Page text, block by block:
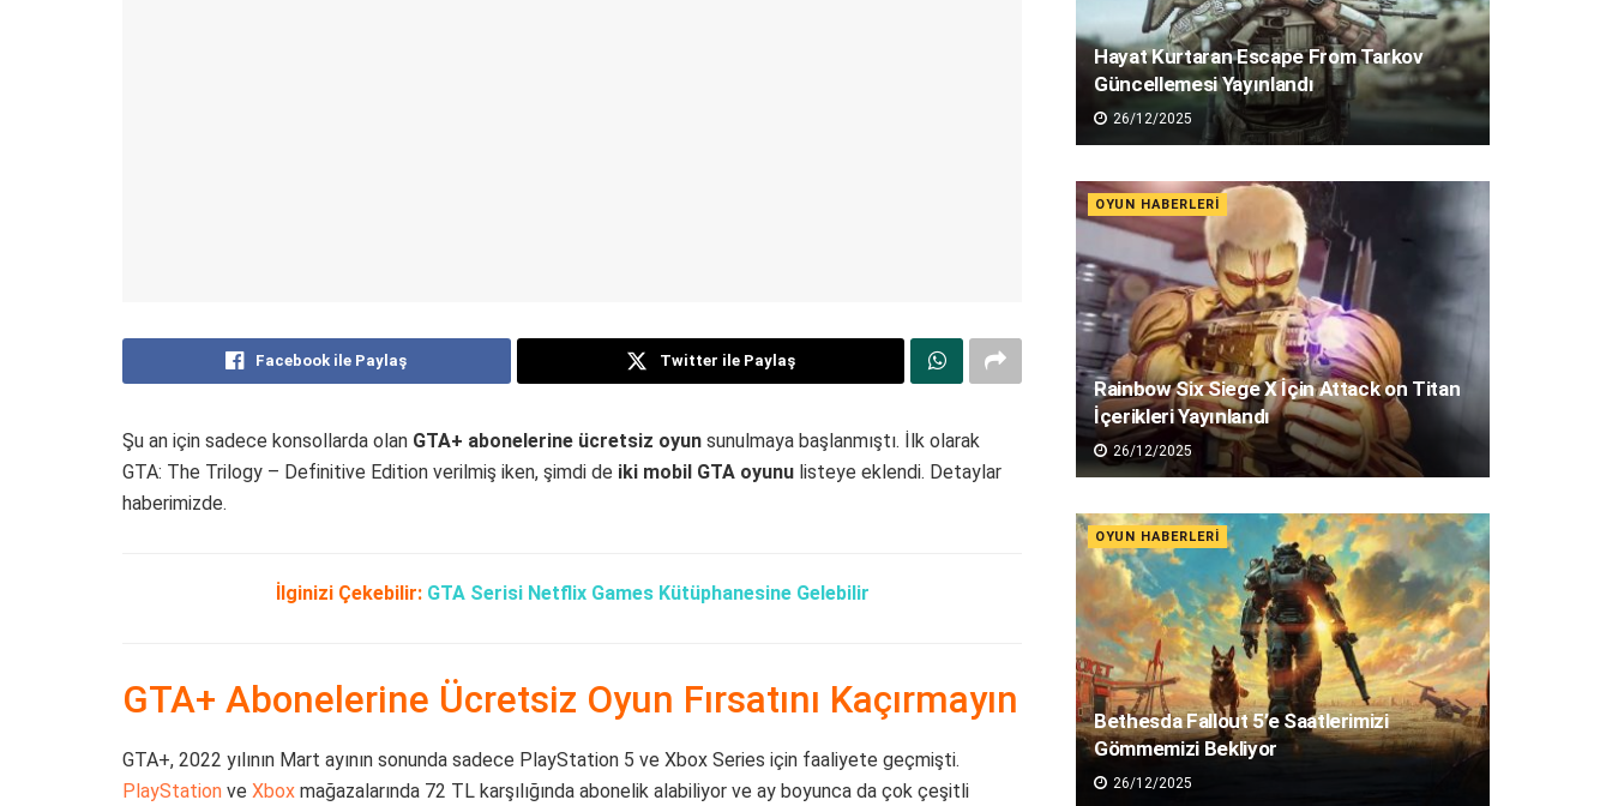
Facebook ile Paylaş Twitter ile Paylaş
Şu an için sadece konsollarda olan GTA+ abonelerine ücretsiz oyun sunulmaya başlanmıştı. İlk olarak
GTA: The Trilogy – Definitive Edition verilmiş iken, şimdi de iki mobil GTA oyunu listeye eklendi. Detaylar
haberimizde.
İlginizi Çekebilir: GTA Serisi Netflix Games Kütüphanesine Gelebilir
GTA+ Abonelerine Ücretsiz Oyun Fırsatını Kaçırmayın
GTA+, 2022 yılının Mart ayının sonunda sadece PlayStation 5 ve Xbox Series için faaliyete geçmişti.
PlayStation ve Xbox mağazalarında 72 TL karşılığında abonelik alabiliyor ve ay boyunca da çok çeşitli
Hayat Kurtaran Escape From Tarkov
Güncellemesi Yayınlandı
26/12/2025
OYUN HABERLERI
Rainbow Six Siege X İçin Attack on Titan
İçerikleri Yayınlandı
26/12/2025
OYUN HABERLERI
Bethesda Fallout 5’e Saatlerimizi
Gömmemizi Bekliyor
26/12/2025